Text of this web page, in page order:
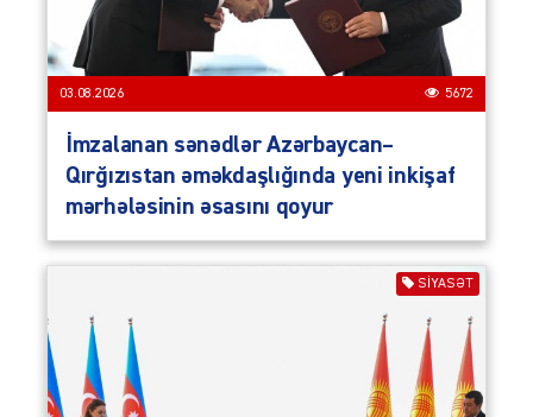
03.08.2026 5672
İmzalanan sənədlər Azərbaycan–
Qırğızıstan əməkdaşlığında yeni inkişaf
mərhələsinin əsasını qoyur
SIYASƏT